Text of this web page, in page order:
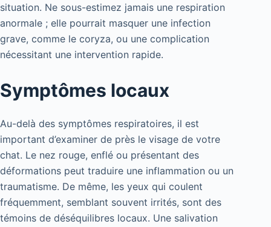
situation. Ne sous-estimez jamais une respiration
anormale ; elle pourrait masquer une infection
grave, comme le coryza, ou une complication
nécessitant une intervention rapide.
Symptômes locaux
Au-delà des symptômes respiratoires, il est
important d’examiner de près le visage de votre
chat. Le nez rouge, enflé ou présentant des
déformations peut traduire une inflammation ou un
traumatisme. De même, les yeux qui coulent
fréquemment, semblant souvent irrités, sont des
témoins de déséquilibres locaux. Une salivation